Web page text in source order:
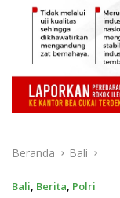
Beranda Bali
Bali, Berita, Polri